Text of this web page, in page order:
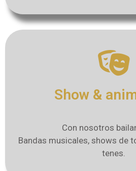
Show &
Con nosotros
Bandas musicales, shows de
tenes.